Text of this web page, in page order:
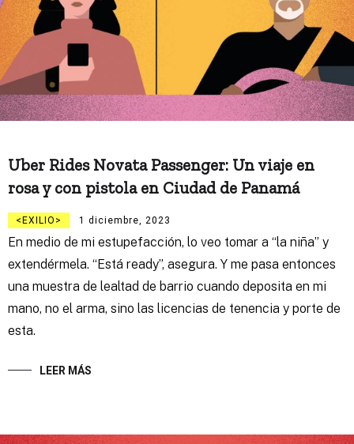
Uber Rides Novata Passenger: Un viaje en
rosa y con pistola en Ciudad de Panamá
EXILIO 1 diciembre, 2023
En medio de mi estupefacción, lo veo tomar a “la niña” y
extendérmela. “Está ready”, asegura. Y me pasa entonces
una muestra de lealtad de barrio cuando deposita en mi
mano, no el arma, sino las licencias de tenencia y porte de
esta.
LEER MÁS